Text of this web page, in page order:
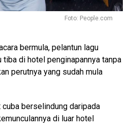
Foto: People.com
bermula, pelantun lagu
tiba di hotel penginapannya tanpa
perutnya yang sudah mula
cuba berselindung daripada
di luar hotel